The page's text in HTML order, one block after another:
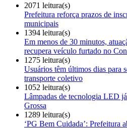
2071 leitura(s)
Prefeitura reforça prazos de
municipais
1394 leitura(s)
Em menos de 30 minutos,
recupera veículo furtado no
1275 leitura(s)
Usuários têm últimos dias para
transporte coletivo
1052 leitura(s)
Lâmpadas de tecnologia LED
Grossa
1289 leitura(s)
‘PG Bem Cuidada’: Prefeitura